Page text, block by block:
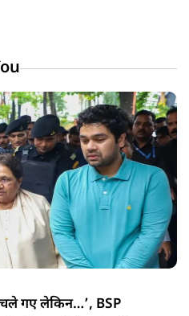
गए लेकिन…’, BSP